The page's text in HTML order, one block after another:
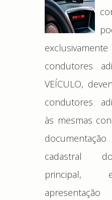
condutores
VEÍCULO,
condutores
às mesmas
cadastral
principal,